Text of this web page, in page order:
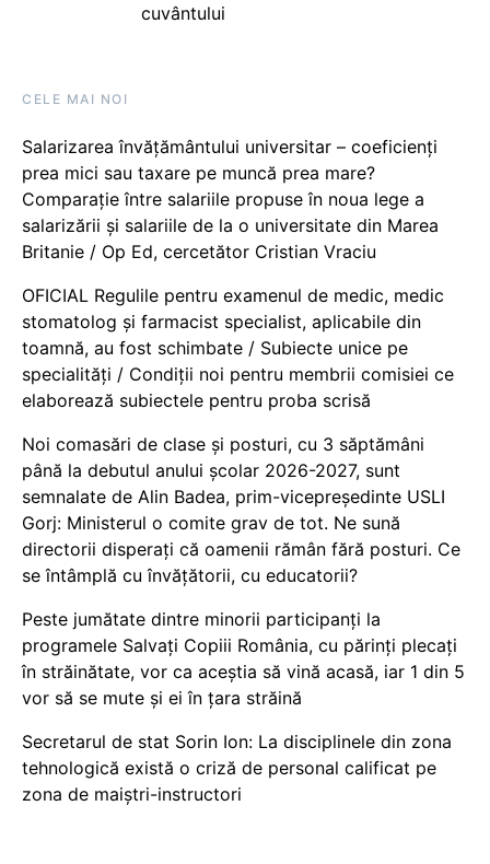
cuvântului
CELE MAI NOI
Salarizarea învățământului universitar – coeficienți
prea mici sau taxare pe muncă prea mare?
Comparație între salariile propuse în noua lege a
salarizării și salariile de la o universitate din Marea
Britanie / Op Ed, cercetător Cristian Vraciu
OFICIAL Regulile pentru examenul de medic, medic
stomatolog și farmacist specialist, aplicabile din
toamnă, au fost schimbate / Subiecte unice pe
specialități / Condiții noi pentru membrii comisiei ce
elaborează subiectele pentru proba scrisă
Noi comasări de clase și posturi, cu 3 săptămâni
până la debutul anului școlar 2026-2027, sunt
semnalate de Alin Badea, prim-vicepreședinte USLI
Gorj: Ministerul o comite grav de tot. Ne sună
directorii disperați că oamenii rămân fără posturi. Ce
se întâmplă cu învățătorii, cu educatorii?
Peste jumătate dintre minorii participanți la
programele Salvați Copiii România, cu părinți plecați
în străinătate, vor ca aceștia să vină acasă, iar 1 din 5
vor să se mute și ei în țara străină
Secretarul de stat Sorin Ion: La disciplinele din zona
tehnologică există o criză de personal calificat pe
zona de maiștri-instructori